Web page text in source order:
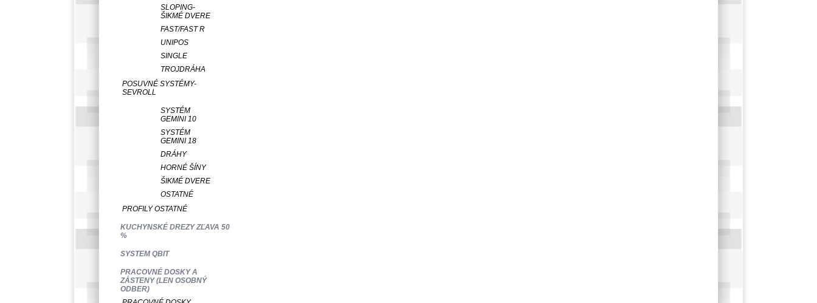
SLOPING-
ŠIKMÉ DVERE
FAST/FAST R
UNIPOS
SINGLE
TROJDRÁHA
POSUVNÉ SYSTÉMY-
SEVROLL
SYSTÉM
GEMINI 10
SYSTÉM
GEMINI 18
DRÁHY
HORNÉ ŠÍNY
ŠIKMÉ DVERE
OSTATNÉ
PROFILY OSTATNÉ
KUCHYNSKÉ DREZY ZĽAVA 50
%
SYSTEM QBIT
PRACOVNÉ DOSKY A
ZÁSTENY (LEN OSOBNÝ
ODBER)